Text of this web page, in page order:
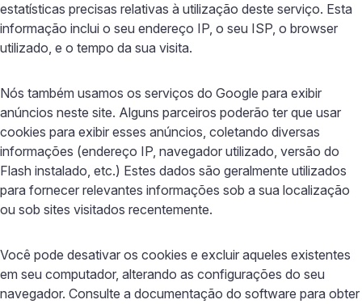
estatísticas precisas relativas à utilização deste serviço. Esta
informação inclui o seu endereço IP, o seu ISP, o browser
utilizado, e o tempo da sua visita.
Nós também usamos os serviços do Google para exibir
anúncios neste site. Alguns parceiros poderão ter que usar
cookies para exibir esses anúncios, coletando diversas
informações (endereço IP, navegador utilizado, versão do
Flash instalado, etc.) Estes dados são geralmente utilizados
para fornecer relevantes informações sob a sua localização
ou sob sites visitados recentemente.
Você pode desativar os cookies e excluir aqueles existentes
em seu computador, alterando as configurações do seu
navegador. Consulte a documentação do software para obter